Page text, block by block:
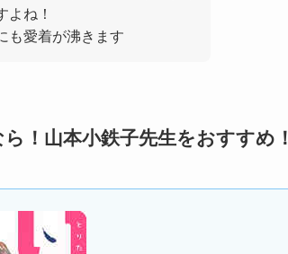
よね！
も愛着が沸きます
！山本小鉄子先生をおすすめ！